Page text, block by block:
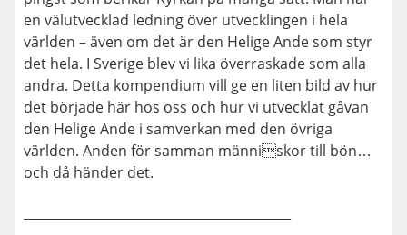
en välutvecklad ledning över utvecklingen i hela
världen – även om det är den Helige Ande som styr
det hela. I Sverige blev vi lika överraskade som alla
andra. Detta kompendium vill ge en liten bild av hur
det började här hos oss och hur vi utvecklat gåvan
den Helige Ande i samverkan med den övriga
världen. Anden för samman människor till bön…
och då händer det.